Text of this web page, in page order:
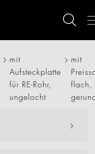
mit
Aufsteckplatte
für RE-Rohr,
ungelocht
mit
flach,